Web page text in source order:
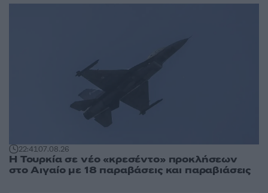
22:4107.08.26
Η Τουρκία σε νέο «κρεσέντο» προκλήσεων
στο Αιγαίο με 18 παραβάσεις και παραβιάσεις